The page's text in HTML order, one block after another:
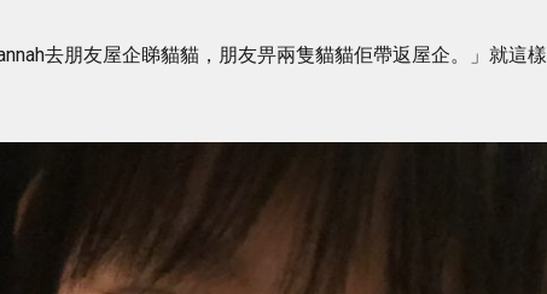
去朋友屋企睇貓貓，朋友畀兩隻貓貓佢帶返屋企。」就這樣